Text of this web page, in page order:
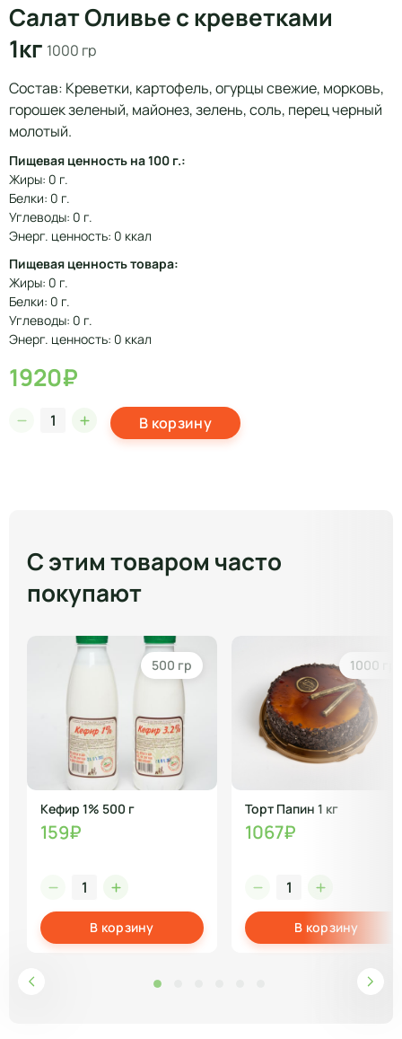
Салат Оливье с креветками
1кг 1000 гр
Состав: Креветки, картофель, огурцы свежие, морковь,
горошек зеленый, майонез, зелень, соль, перец черный
молотый.
Пищевая ценность на 100 г.:
Жиры: 0 г.
Белки: 0 г.
Углеводы: 0 г.
Энерг. ценность: 0 ккал
Пищевая ценность товара:
Жиры: 0 г.
Белки: 0 г.
Углеводы: 0 г.
Энерг. ценность: 0 ккал
1920₽
В корзину
С этим товаром часто
покупают
500 гр
Кефир 1% 500 г
159₽
В корзину
1000 гр
Торт Папин 1 кг
1067₽
В корзину